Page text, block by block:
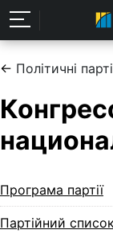
← Політичні
Програма партії
Партійний список